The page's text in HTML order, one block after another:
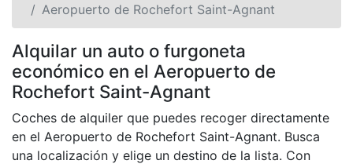
Aeropuerto de Rochefort Saint-Agnant
Alquilar un auto o furgoneta
económico en el Aeropuerto de
Rochefort Saint-Agnant
Coches de alquiler que puedes recoger directamente
en el Aeropuerto de Rochefort Saint-Agnant. Busca
una localización y elige un destino de la lista. Con